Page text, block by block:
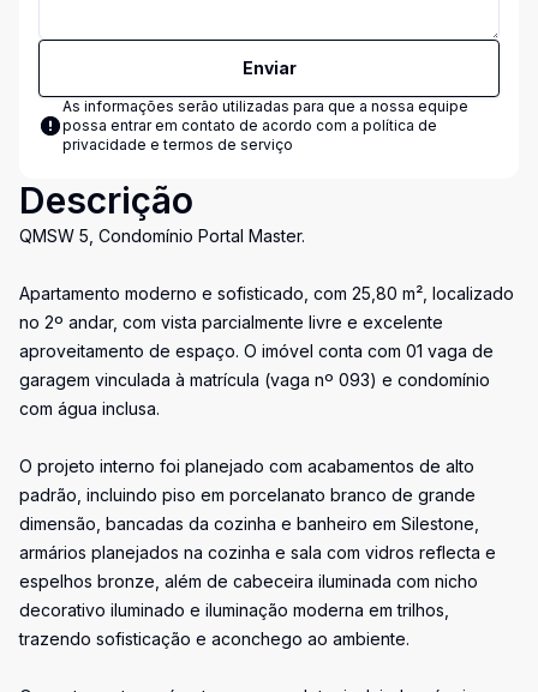
Enviar
As informações serão utilizadas para que a nossa equipe
possa entrar em contato de acordo com a política de
privacidade e termos de serviço
Descrição
QMSW 5, Condomínio Portal Master.
Apartamento moderno e sofisticado, com 25,80 m², localizado
no 2º andar, com vista parcialmente livre e excelente
aproveitamento de espaço. O imóvel conta com 01 vaga de
garagem vinculada à matrícula (vaga nº 093) e condomínio
com água inclusa.
O projeto interno foi planejado com acabamentos de alto
padrão, incluindo piso em porcelanato branco de grande
dimensão, bancadas da cozinha e banheiro em Silestone,
armários planejados na cozinha e sala com vidros reflecta e
espelhos bronze, além de cabeceira iluminada com nicho
decorativo iluminado e iluminação moderna em trilhos,
trazendo sofisticação e aconchego ao ambiente.